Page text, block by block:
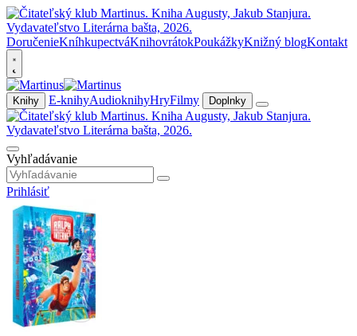
DoručenieKníhkupectváKnihovrátokPoukážkyKnižný blogKontakt
Knihy E-knihyAudioknihyHryFilmy Doplnky
Vyhľadávanie
Prihlásiť